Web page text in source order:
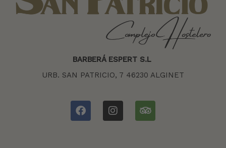
BARBERÁ ESPERT S.L
URB. SAN PATRICIO, 7 46230 ALGINET